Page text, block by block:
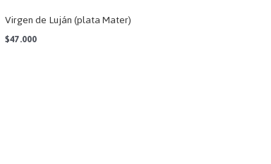
Virgen de Luján (plata Mater)
$47.000